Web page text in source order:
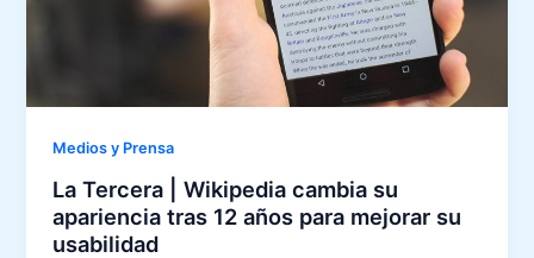
Medios y Prensa
La Tercera | Wikipedia cambia su
apariencia tras 12 años para mejorar su
usabilidad